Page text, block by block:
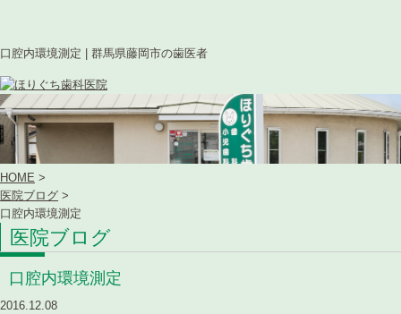
口腔内環境測定 | 群馬県藤岡市の歯医者
HOME >
医院ブログ >
口腔内環境測定
医院ブログ
口腔内環境測定
2016.12.08